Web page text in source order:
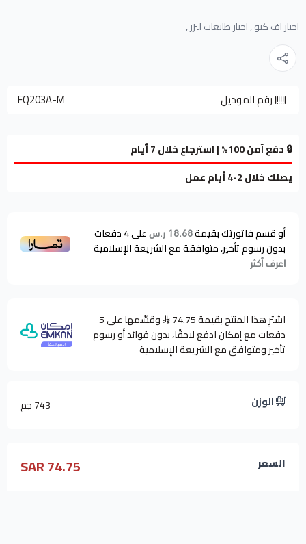
احبار اف كيو ,احبار طابعات ليزر ,
رقم الموديل FQ203A-M
🔒 دفع آمن 100% | استرجاع خلال 7 أيام
يصلك خلال 2-4 أيام عمل
أو قسم فاتورتك بقيمة18.68 ر.س على4دفعات
بدون رسوم تأخير، متوافقة مع الشريعة الإسلامية
اعرف أكثر
اشترِ هذا المنتج بقيمة 74.75
وقسّمها على 5
دفعات مع إمكان ادفع لاحقًا، بدون فوائد أو رسوم
تأخير ومتوافق مع الشريعة الإسلامية
الوزن 743 جم
السعر 74.75 SAR